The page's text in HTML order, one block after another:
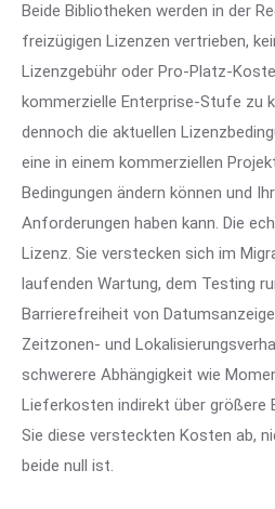
Beide Bibliotheken werden in der
freizügigen Lizenzen vertrieben,
Lizenzgebühr oder Pro-Platz-
kommerzielle Enterprise-Stufe zu
dennoch die aktuellen
eine in einem kommerziellen
Bedingungen ändern können und
Anforderungen haben kann. Die
Lizenz. Sie verstecken sich im
laufenden Wartung, dem Testing
Barrierefreiheit von
Zeitzonen- und
schwerere Abhängigkeit wie
Lieferkosten indirekt über größere
Sie diese versteckten Kosten ab,
beide null ist.